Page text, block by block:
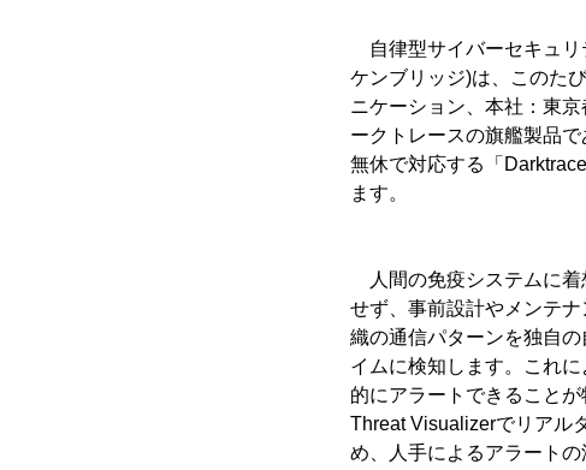
自律型サイバーセキュリ
ケンブリッジ)は、このた
ニケーション、本社：東
ークトレースの旗艦製品
無休で対応する「
ます。
人間の免疫システムに着
せず、事前設計やメンテ
織の通信パターンを独自
イムに検知します。これ
的にアラートできること
Threat Visualizerでリアル
め、人手によるアラート